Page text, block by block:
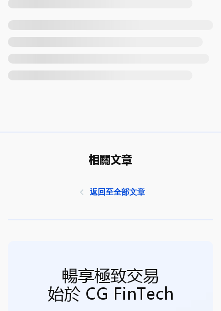
相關文章
返回至全部文章
暢享極致交易
始於 CG FinTech